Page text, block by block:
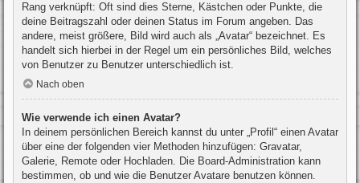
Rang verknüpft: Oft sind dies Sterne, Kästchen oder Punkte, die
deine Beitragszahl oder deinen Status im Forum angeben. Das
andere, meist größere, Bild wird auch als „Avatar“ bezeichnet. Es
handelt sich hierbei in der Regel um ein persönliches Bild, welches
von Benutzer zu Benutzer unterschiedlich ist.
Nach oben
Wie verwende ich einen Avatar?
In deinem persönlichen Bereich kannst du unter „Profil“ einen Avatar
über eine der folgenden vier Methoden hinzufügen: Gravatar,
Galerie, Remote oder Hochladen. Die Board-Administration kann
bestimmen, ob und wie die Benutzer Avatare benutzen können.